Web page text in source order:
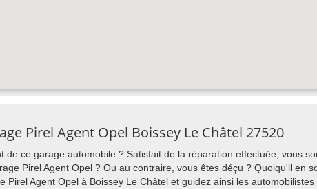
Pirel Agent Opel Boissey Le Châtel 27520
de ce garage automobile ? Satisfait de la réparation effectuée, vous
Pirel Agent Opel ? Ou au contraire, vous êtes déçu ? Quoiqu'il en
Pirel Agent Opel à Boissey Le Châtel et guidez ainsi les automobilistes